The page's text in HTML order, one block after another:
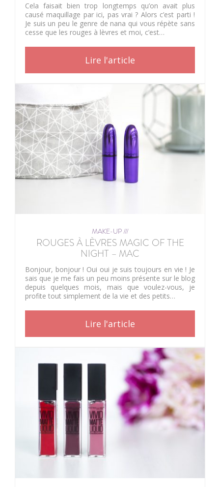
Cela faisait bien trop longtemps qu’on avait plus
causé maquillage par ici, pas vrai ? Alors c’est parti !
Je suis un peu le genre de nana qui vous répète sans
cesse que les rouges à lèvres et moi, c’est…
Lire l'article
MAKE-UP ///
ROUGES À LÈVRES MAGIC OF THE
NIGHT – MAC
Bonjour, bonjour ! Oui oui je suis toujours en vie ! Je
sais que je me fais un peu moins présente sur le blog
depuis quelques mois, mais que voulez-vous, je
profite tout simplement de la vie et des petits…
Lire l'article